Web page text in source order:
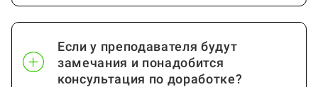
Посмотреть ещё
Если у преподавателя будут
замечания и понадобится
консультация по доработке?